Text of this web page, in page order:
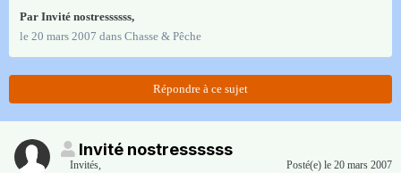
Par Invité nostressssss,
le 20 mars 2007 dans Chasse & Pêche
Répondre à ce sujet
Invité nostressssss
Invités, Posté(e) le 20 mars 2007